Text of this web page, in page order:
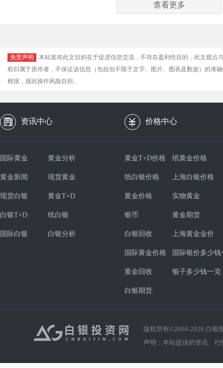
查看更多
免责声明
本站发布此文目的在于促进信息交流，不存在盈利性目的，此文观
权归属于原作者，不保证该信息（包括但不限于文字、图片、图表及数据）的准
根据，据此操作风险自担。
资讯中心 价格中心
国际黄金 黄金分析
黄金新闻 现货黄金
现货白银 黄金T+D
白银T+D 纸白银
国际白银 白银分析
黄金T+D价格 纸黄金价格
纸白银价格 上海白银价格
黄金价格 实物黄金
银币 黄金期货
白银回收 上海黄金金价
国际黄金价格 国际银价多少钱
黄金回收 银子多少钱一克
白银期货
版权所有©2008-2026 白银
声明：本站提供的资讯、